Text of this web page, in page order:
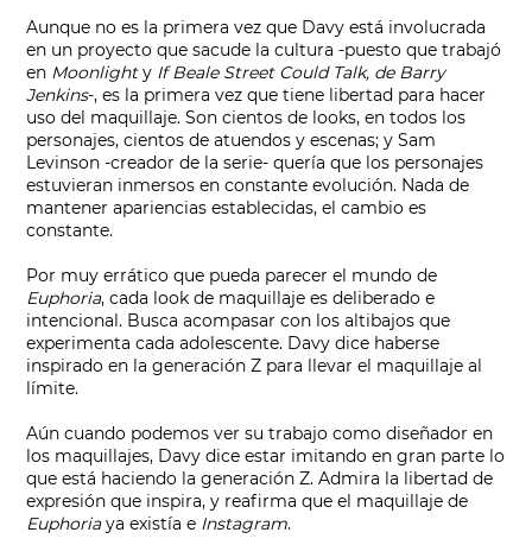
Aunque no es la primera vez que Davy está involucrada
en un proyecto que sacude la cultura -puesto que trabajó
en Moonlighty If Beale Street Could Talk, de Barry
Jenkins-, es la primera vez que tiene libertad para hacer
uso del maquillaje. Son cientos de looks, en todos los
personajes, cientos de atuendos y escenas; y Sam
Levinson -creador de la serie- quería que los personajes
estuvieran inmersos en constante evolución. Nada de
mantener apariencias establecidas, el cambio es
constante.
Por muy errático que pueda parecer el mundo de
Euphoria, cada look de maquillaje es deliberado e
intencional. Busca acompasar con los altibajos que
experimenta cada adolescente. Davy dice haberse
inspirado en la generación Z para llevar el maquillaje al
límite.
Aún cuando podemos ver su trabajo como diseñador en
los maquillajes, Davy dice estar imitando en gran parte lo
que está haciendo la generación Z. Admira la libertad de
expresión que inspira, y reafirma que el maquillaje de
Euphoriaya existía e Instagram.